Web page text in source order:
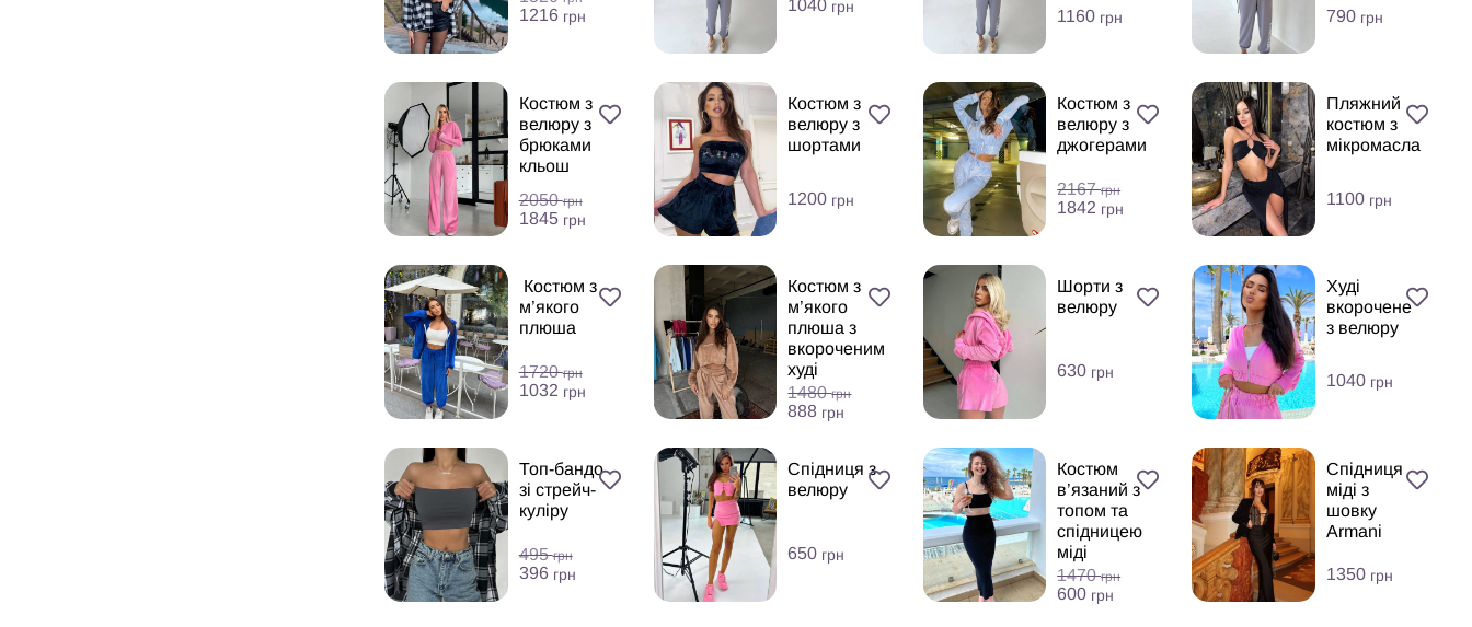
1216 грн
1040 грн 1160 грн 790 грн
Костюм з
велюру з
брюками
кльош
2050грн
1845 грн
Костюм з
велюру з
шортами
1200 грн
Костюм з
велюру з
джогерами
2167грн
1842 грн
Пляжний
костюм з
мікромасла
1100 грн
Костюм з
м’якого
плюша
1720грн
1032 грн
Костюм з
м’якого
плюша з
вкороченим
худі
1480грн
888 грн
Шорти з
велюру
630 грн
Худі
вкорочене
з велюру
1040 грн
Топ-бандо
зі стрейч-
куліру
495грн
396 грн
Спідниця з
велюру
650 грн
Костюм
в’язаний з
топом та
спідницею
міді
1470грн
600 грн
Спідниця
міді з
шовку
Armani
1350 грн